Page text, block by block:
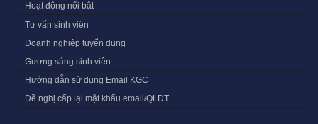
Hoạt động nổi bật
Tư vấn sinh viên
Doanh nghiệp tuyển dụng
Gương sáng sinh viên
Hướng dẫn sử dụng Email KGC
Đề nghị cấp lại mật khẩu email/QLĐT